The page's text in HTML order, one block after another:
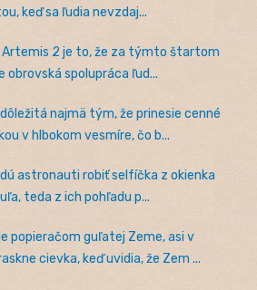
keď sa ľudia nevzdaj...
Artemis 2 je to, že za týmto štartom
obrovská spolupráca ľud...
najmä tým, že prinesie cenné
v hlbokom vesmíre, čo b...
astronauti robiť selfíčka z okienka
teda z ich pohľadu p...
popieračom guľatej Zeme, asi v
cievka, keď uvidia, že Zem ...